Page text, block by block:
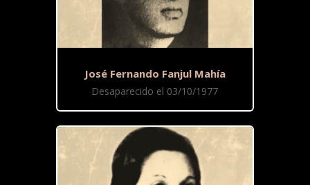
José Fernando Fanjul Mahía
Desaparecido el 03/10/1977